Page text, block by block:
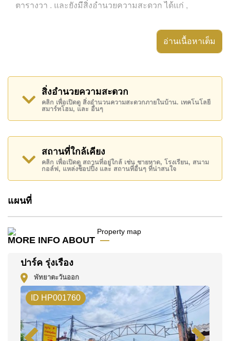
ตารางวา . และยังมีสิ่งอำนวยความสะดวก ได้แก่ ,
สถานที่สำคัญใกล้ ปาร์ค รุ่งเรือง ได้แก่: ใกล้ทางด่วน
ปาร์ค , สยามคันทรีคลับ (สนามเก่า ไร่ ริมน้ำ และโรลลิ่ง
ฮิลส์) , รพ.กรุงเทพจอมเทียน, โรงพยาบาลเมืองพัทยา
อสังหาริมทรัพย์นี้มีไว้สำหรับขายในราคา ฿ 3,600,000
บาท
บริษัท
ค้นพบโอกาสในการทำให้ที่อยู่อาศัยนี้เป็นบ้านในฝันของ
ติดต่อ Cornerstone Real Estate โทร +6638411250
หรือ อีเมลinfo@cornerstone.co.th
WhatsApp ของสำนักงาน:+66807945904
@cornerstonepattaya
อ่านเนื้อหาเต็ม
สิ่งอำนวยความสะดวก
คลิก เพื่อเปิดดู สิ่งอำนวนความสะดวกภายในบ้าน. เทคโนโลยี
สมาร์ทโฮม, และ อื่นๆ
สถานที่ใกล้เคียง
คลิก เพื่อเปิดดู สถานที่อยู่ใกล้ เช่น ชายหาด, โรงเรียน, สนาม
กอล์ฟ, แหล่งช็อปปิ้ง และ สถานที่อื่นๆ ที่น่าสนใจ
แผนที่
MORE INFO ABOUT
ปาร์ค รุ่งเรือง
พัทยาตะวันออก
ID HP001760